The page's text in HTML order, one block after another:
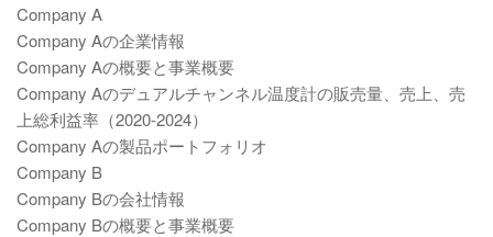
Company A
Company Aの企業情報
Company Aの概要と事業概要
Company Aのデュアルチャンネル温度計の販売量、売上、売
上総利益率（2020-2024）
Company Aの製品ポートフォリオ
Company B
Company Bの会社情報
Company Bの概要と事業概要